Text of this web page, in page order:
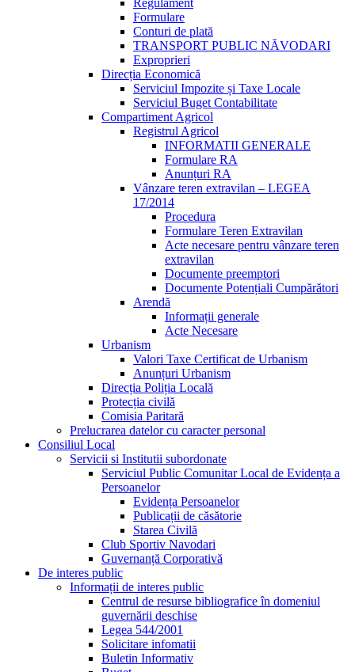
Regulament
Formulare
Conturi de plată
TRANSPORT PUBLIC NĂVODARI
Exproprieri
Direcția Economică
Serviciul Impozite și Taxe Locale
Serviciul Buget Contabilitate
Compartiment Agricol
Registrul Agricol
INFORMATII GENERALE
Formulare RA
Anunțuri RA
Vânzare teren extravilan – LEGEA
17/2014
Procedura
Formulare Teren Extravilan
Acte necesare pentru vânzare teren
extravilan
Documente preemptori
Documente Potențiali Cumpărători
Arendă
Informații generale
Acte Necesare
Urbanism
Valori Taxe Certificat de Urbanism
Anunțuri Urbanism
Direcția Poliția Locală
Protecția civilă
Comisia Paritară
Prelucrarea datelor cu caracter personal
Consiliul Local
Servicii si Institutii subordonate
Serviciul Public Comunitar Local de Evidența a
Persoanelor
Evidența Persoanelor
Publicații de căsătorie
Starea Civilă
Club Sportiv Navodari
Guvernanță Corporativă
De interes public
Informații de interes public
Centrul de resurse bibliografice în domeniul
guvernării deschise
Legea 544/2001
Solicitare infomatii
Buletin Informativ